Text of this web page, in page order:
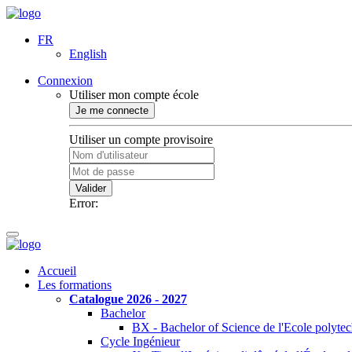
FR
English
Connexion
Utiliser mon compte école
Je me connecte
Utiliser un compte provisoire
Valider
Error:
Accueil
Les formations
Catalogue 2026 - 2027
Bachelor
BX - Bachelor of Science de l'Ecole
Cycle Ingénieur